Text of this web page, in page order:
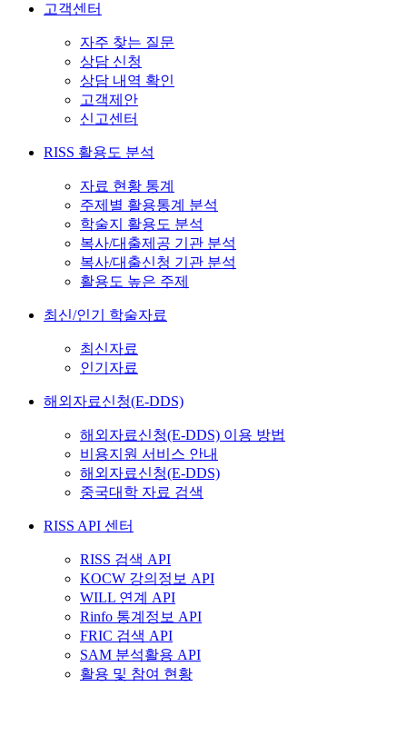
고객센터
자주 찾는 질문
상담 신청
상담 내역 확인
고객제안
신고센터
RISS 활용도 분석
자료 현황 통계
주제별 활용통계 분석
학술지 활용도 분석
복사/대출제공 기관 분석
복사/대출신청 기관 분석
활용도 높은 주제
최신/인기 학술자료
최신자료
인기자료
해외자료신청(E-DDS)
해외자료신청(E-DDS) 이용 방법
비용지원 서비스 안내
해외자료신청(E-DDS)
중국대학 자료 검색
RISS API 센터
RISS 검색 API
KOCW 강의정보 API
WILL 연계 API
Rinfo 통계정보 API
FRIC 검색 API
SAM 분석활용 API
활용 및 참여 현황